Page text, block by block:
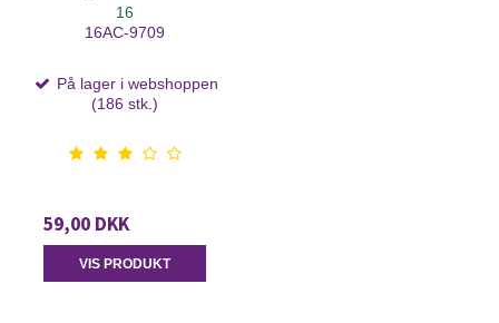
16
16AC-9709
På lager i webshoppen
(186 stk.)
59,00 DKK
VIS PRODUKT